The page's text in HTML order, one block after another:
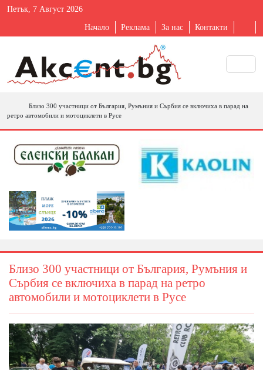
Петък, 7 Август 2026
Начало Реклама За нас Контакти
Близо 300 участници от България, Румъния и Сърбия се включиха в парад на
ретро автомобили и мотоциклети в Русе
Близо 300 участници от България, Румъния и
Сърбия се включиха в парад на ретро
автомобили и мотоциклети в Русе